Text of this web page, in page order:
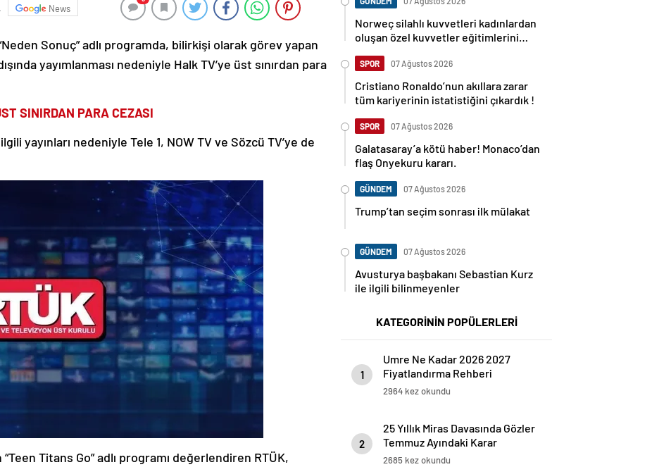
News
Sonuç” adlı programda, bilirkişi olarak görev yapan
yayımlanması nedeniyle Halk TV’ye üst sınırdan para
SINIRDAN PARA CEZASI
yayınları nedeniyle Tele 1, NOW TV ve Sözcü TV’ye de
Titans Go” adlı programı değerlendiren RTÜK,
Norweç silahlı kuvvetleri kadınlardan
oluşan özel kuvvetler eğitimlerini
SPOR 07 Ağustos 2026
Cristiano Ronaldo’nun akıllara zarar
tüm kariyerinin istatistiğini çıkardık !
SPOR 07 Ağustos 2026
Galatasaray’a kötü haber! Monaco’dan
flaş Onyekuru kararı.
GÜNDEM 07 Ağustos 2026
Trump’tan seçim sonrası ilk mülakat
GÜNDEM 07 Ağustos 2026
Avusturya başbakanı Sebastian Kurz
ile ilgili bilinmeyenler
KATEGORİNİN POPÜLERLERİ
1
Umre Ne Kadar 2026 2027
Fiyatlandırma Rehberi
2964 kez okundu
2
25 Yıllık Miras Davasında Gözler
Temmuz Ayındaki Karar
Duruşmasına Çevrildi
2685 kez okundu